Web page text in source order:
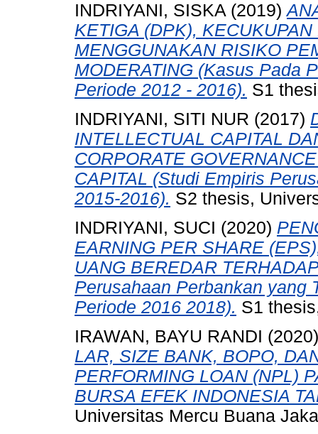
INDRIYANI, SISKA (2019)
KETIGA (DPK),
MENGGUNAKAN RISIKO
MODERATING (Kasus Pada
Periode 2012 - 2016). S1
INDRIYANI, SITI NUR (2017)
INTELLECTUAL CAPITAL
CORPORATE
CAPITAL (Studi Empiris
2015-2016). S2 thesis,
INDRIYANI, SUCI (2020)
EARNING PER SHARE
UANG BEREDAR
Perusahaan Perbankan yang
Periode 2016 2018). S1
IRAWAN, BAYU RANDI
LAR, SIZE BANK, BOPO,
PERFORMING LOAN (NPL)
BURSA EFEK INDONESIA
Universitas Mercu Buana